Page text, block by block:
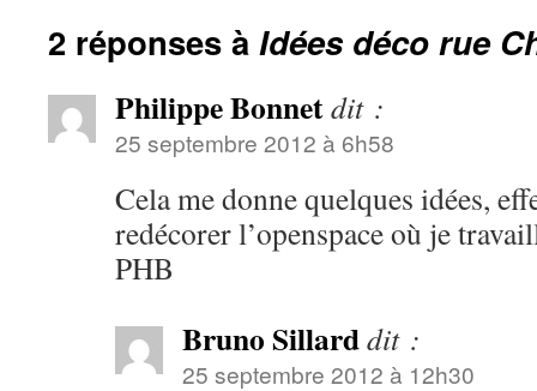
2 réponses à Idées déco rue
Philippe Bonnetdit :
25 septembre 2012 à 6h58
Cela me donne quelques idées,
redécorer l’openspace où je
PHB
Bruno Sillarddit :
25 septembre 2012 à 12h30